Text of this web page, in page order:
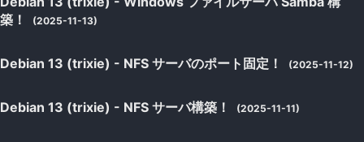
築！
(2025-11-13)
Debian 13 (trixie) - NFS サーバのポート固定！ (2025-11-12)
Debian 13 (trixie) - NFS サーバ構築！ (2025-11-11)